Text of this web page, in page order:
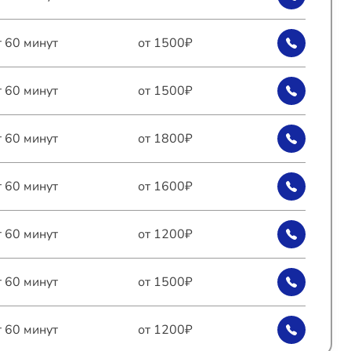
60 минут от 1500₽
60 минут от 1500₽
60 минут от 1800₽
60 минут от 1600₽
60 минут от 1200₽
60 минут от 1500₽
60 минут от 1200₽